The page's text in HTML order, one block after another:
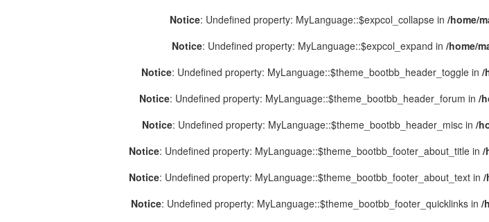
Notice: Undefined property: MyLanguage::$expcol_collapse in /home/
Notice: Undefined property: MyLanguage::$expcol_expand in /home/
Notice: Undefined property: MyLanguage::$theme_bootbb_header_toggle in /
Notice: Undefined property: MyLanguage::$theme_bootbb_header_forum in /
Notice: Undefined property: MyLanguage::$theme_bootbb_header_misc in /
Notice: Undefined property: MyLanguage::$theme_bootbb_footer_about_title in /
Notice: Undefined property: MyLanguage::$theme_bootbb_footer_about_text in /
Notice: Undefined property: MyLanguage::$theme_bootbb_footer_quicklinks in /